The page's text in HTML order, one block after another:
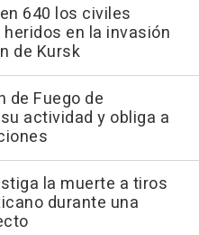
640 los civiles
en la invasión
de Kursk
de Fuego de
actividad y obliga a
la muerte a tiros
durante una